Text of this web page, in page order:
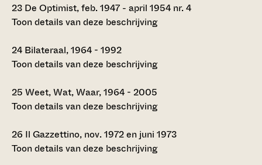
23 De Optimist, feb. 1947 - april 1954 nr. 4
Toon details van deze beschrijving
24 Bilateraal, 1964 - 1992
Toon details van deze beschrijving
25 Weet, Wat, Waar, 1964 - 2005
Toon details van deze beschrijving
26 Il Gazzettino, nov. 1972 en juni 1973
Toon details van deze beschrijving